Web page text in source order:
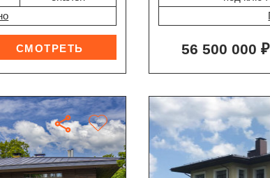
56 500 000 ₽